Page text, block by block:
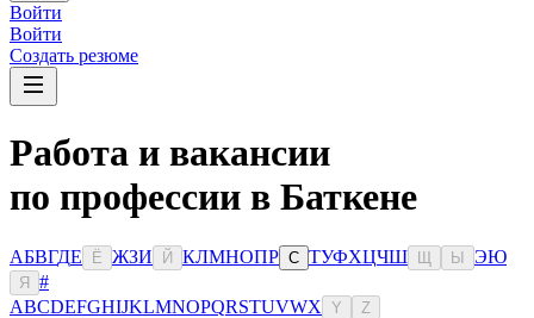
Войти
Войти
Создать резюме
Работа и вакансии
по профессии в Баткене
АБВГДЕ Ё ЖЗИ Й КЛМНОПР С ТУФХЦЧШ Ы ЭЮ
Я
#
ABCDEFGHIJKLMNOPQRSTUVWX Y Z